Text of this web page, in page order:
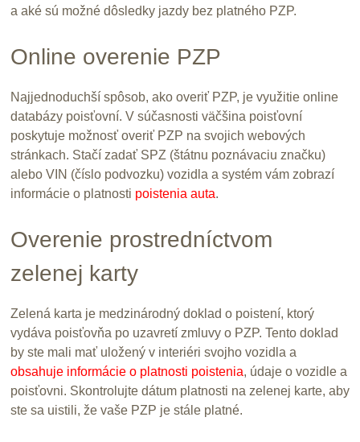
a aké sú možné dôsledky jazdy bez platného PZP.
Online overenie PZP
Najjednoduchší spôsob, ako overiť PZP, je využitie online
databázy poisťovní. V súčasnosti väčšina poisťovní
poskytuje možnosť overiť PZP na svojich webových
stránkach. Stačí zadať SPZ (štátnu poznávaciu značku)
alebo VIN (číslo podvozku) vozidla a systém vám zobrazí
informácie o platnosti poistenia auta.
Overenie prostredníctvom
zelenej karty
Zelená karta je medzinárodný doklad o poistení, ktorý
vydáva poisťovňa po uzavretí zmluvy o PZP. Tento doklad
by ste mali mať uložený v interiéri svojho vozidla a
obsahuje informácie o platnosti poistenia, údaje o vozidle a
poisťovni. Skontrolujte dátum platnosti na zelenej karte, aby
ste sa uistili, že vaše PZP je stále platné.